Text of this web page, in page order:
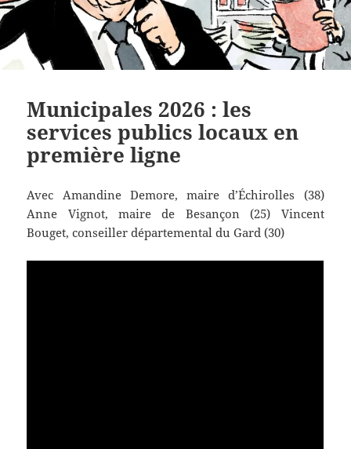
Municipales 2026 : les
services publics locaux en
première ligne
Avec Amandine Demore, maire d’Échirolles (38)
Anne Vignot, maire de Besançon (25) Vincent
Bouget, conseiller départemental du Gard (30)